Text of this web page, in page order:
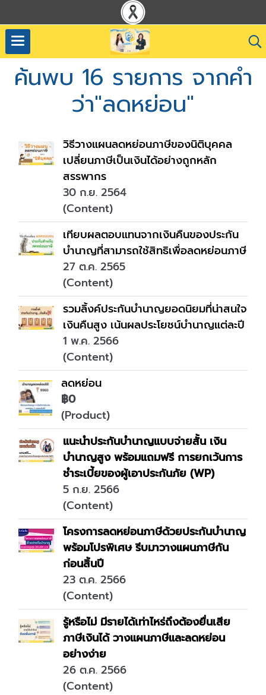
ค้นพบ 16 รายการ จากคำ
ว่า"ลดหย่อน"
วิธีวางแผนลดหย่อนภาษีของนิติบุคคล
เปลี่ยนภาษีเป็นเงินได้อย่างถูกหลัก
สรรพากร
30 ก.ย. 2564
(Content)
เทียบผลตอบแทนจากเงินคืนของประกัน
บำนาญที่สามารถใช้สิทธิเพื่อลดหย่อนภาษี
27 ต.ค. 2565
(Content)
รวมลิ้งค์ประกันบำนาญยอดนิยมที่น่าสนใจ
เงินคืนสูง เน้นผลประโยชน์บำนาญแต่ละปี
1 พ.ค. 2566
(Content)
ลดหย่อน
฿0
(Product)
แนะนำประกันบำนาญแบบจ่ายสั้น เงิน
บำนาญสูง พร้อมแถมฟรี การยกเว้นการ
ชำระเบี้ยของผู้เอาประกันภัย (WP)
5 ก.ย. 2566
(Content)
โครงการลดหย่อนภาษีด้วยประกันบำนาญ
พร้อมโปรพิเศษ รีบมาวางแผนภาษีกัน
ก่อนสิ้นปี
23 ต.ค. 2566
(Content)
รู้หรือไม่ มีรายได้เท่าไหร่ถึงต้องยื่นเสีย
ภาษีเงินได้ วางแผนภาษีและลดหย่อน
อย่างง่าย
26 ต.ค. 2566
(Content)